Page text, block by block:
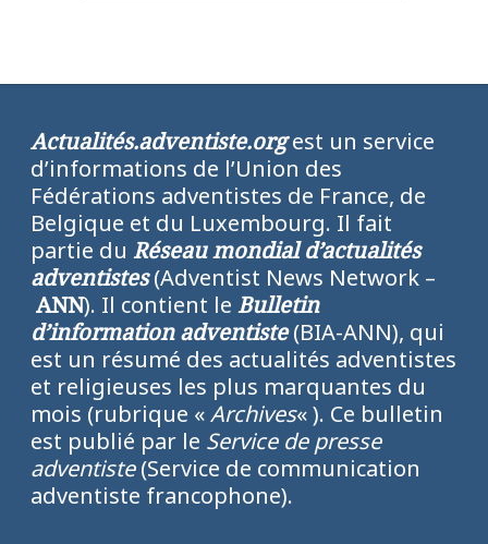
Actualités.adventiste.orgest un service
d’informations de l’Union des
Fédérations adventistes de France, de
Belgique et du Luxembourg. Il fait
partie du Réseau mondial d’actualités
adventistes(Adventist News Network –
ANN). Il contient le Bulletin
d’information adventiste(BIA-ANN), qui
est un résumé des actualités adventistes
et religieuses les plus marquantes du
mois (rubrique «Archives« ). Ce bulletin
est publié par le Service de presse
adventiste(Service de communication
adventiste francophone).